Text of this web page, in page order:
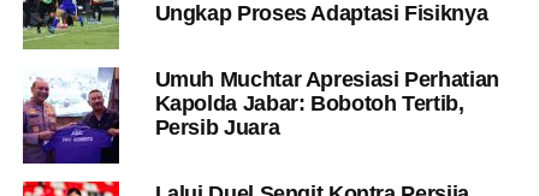
Ungkap Proses Adaptasi Fisiknya
Umuh Muchtar Apresiasi Perhatian
Kapolda Jabar: Bobotoh Tertib,
Persib Juara